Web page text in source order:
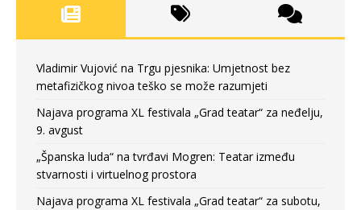
Vladimir Vujović na Trgu pjesnika: Umjetnost bez
metafizičkog nivoa teško se može razumjeti
Najava programa XL festivala „Grad teatar“ za neđelju,
9. avgust
„Španska luda“ na tvrđavi Mogren: Teatar između
stvarnosti i virtuelnog prostora
Najava programa XL festivala „Grad teatar“ za subotu,